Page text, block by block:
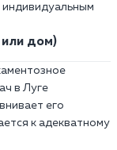
или дом)
в Луге
его
к адекватному